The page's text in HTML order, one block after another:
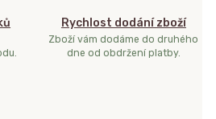
Rychlost dodání zboží
Zboží vám dodáme do druhého
dne od obdržení platby.